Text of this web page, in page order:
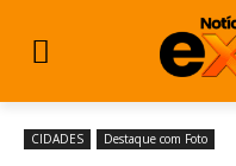
CIDADES Destaque com Foto